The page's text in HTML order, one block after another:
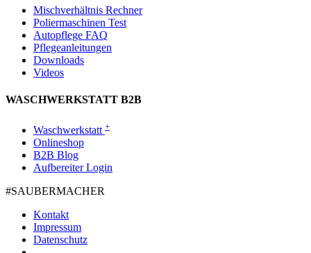
Mischverhältnis Rechner
Poliermaschinen Test
Autopflege FAQ
Pflegeanleitungen
Downloads
Videos
WASCHWERKSTATT B2B
Waschwerkstatt +
Onlineshop
B2B Blog
Aufbereiter Login
#SAUBER­MACHER
Kontakt
Impressum
Datenschutz